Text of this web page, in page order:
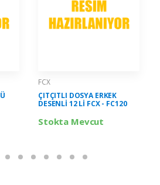
FCX
ÇITÇITLI DOSYA ERKEK
DESENLİ 12 Lİ FCX - FC120
Stokta Mevcut